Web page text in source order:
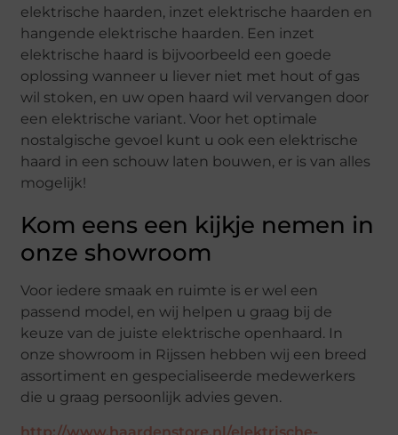
elektrische haarden, inzet elektrische haarden en
hangende elektrische haarden. Een inzet
elektrische haard is bijvoorbeeld een goede
oplossing wanneer u liever niet met hout of gas
wil stoken, en uw open haard wil vervangen door
een elektrische variant. Voor het optimale
nostalgische gevoel kunt u ook een elektrische
haard in een schouw laten bouwen, er is van alles
mogelijk!
Kom eens een kijkje nemen in
onze showroom
Voor iedere smaak en ruimte is er wel een
passend model, en wij helpen u graag bij de
keuze van de juiste elektrische openhaard. In
onze showroom in Rijssen hebben wij een breed
assortiment en gespecialiseerde medewerkers
die u graag persoonlijk advies geven.